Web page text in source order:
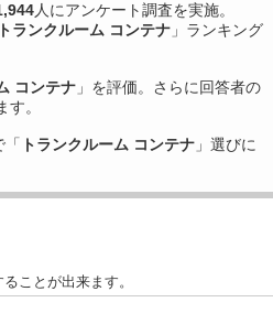
人にアンケート調査を実施。
トランクルーム コンテナ 」ランキング
コンテナ 」を評価。さらに回答者の
。
「 トランクルーム コンテナ 」選びに
ことが出来ます。